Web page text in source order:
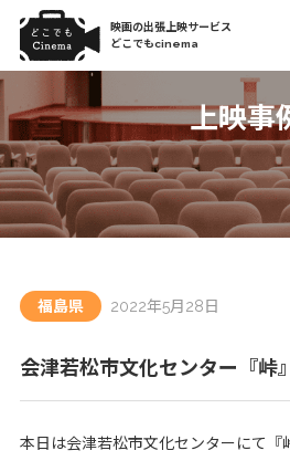
映画の出張上映サービス
どこでもcinema
上映事
福島県 2022年5月28日
会津若松市文化センター『峠
本日は会津若松市文化センターにて『